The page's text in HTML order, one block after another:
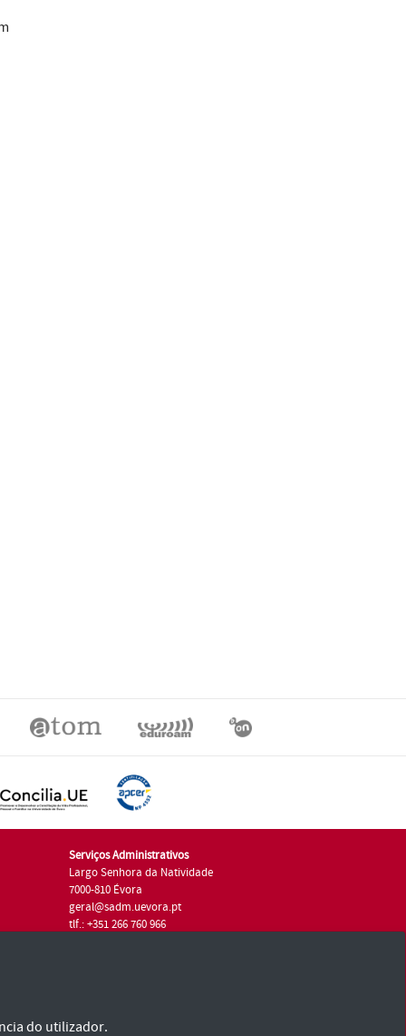
Serviços Administrativos
Largo Senhora da Natividade
7000-810 Évora
geral@sadm.uevora.pt
tlf.: +351 266 760 966
do utilizador.